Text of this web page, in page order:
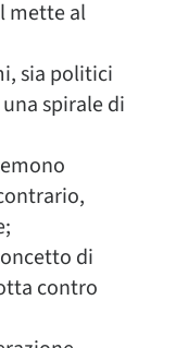
mette al
sia politici
spirale di
di
contro